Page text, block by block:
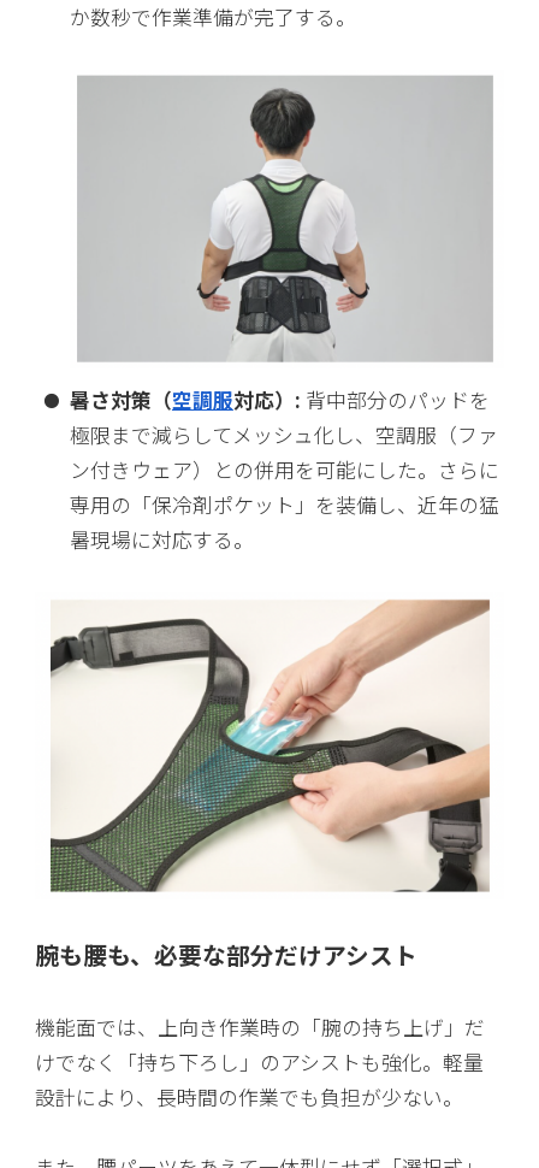
か数秒で作業準備が完了する。
暑さ対策（空調服対応）: 背中部分のパッドを
極限まで減らしてメッシュ化し、空調服（ファ
ン付きウェア）との併用を可能にした。さらに
専用の「保冷剤ポケット」を装備し、近年の猛
暑現場に対応する。
腕も腰も、必要な部分だけアシスト
機能面では、上向き作業時の「腕の持ち上げ」だ
けでなく「持ち下ろし」のアシストも強化。軽量
設計により、長時間の作業でも負担が少ない。